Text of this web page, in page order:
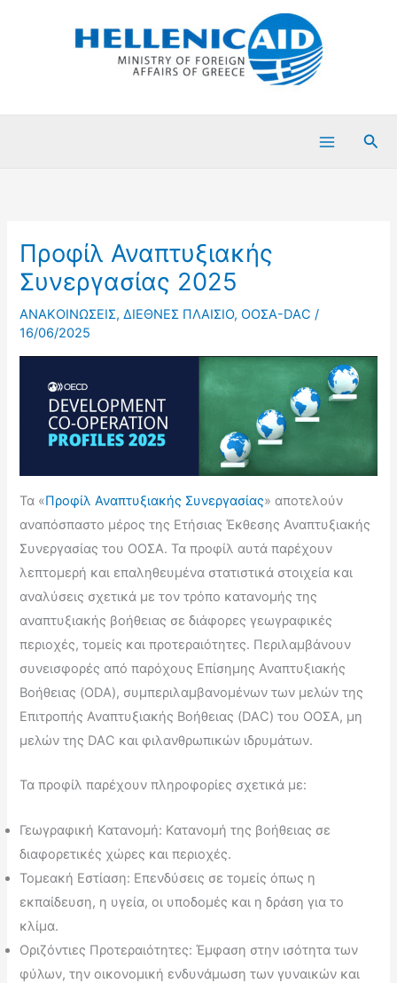
Προφίλ Αναπτυξιακής
Συνεργασίας 2025
ΑΝΑΚΟΙΝΩΣΕΙΣ,ΔΙΕΘΝΕΣ ΠΛΑΙΣΙΟ,ΟΟΣΑ-DAC /
16/06/2025
Τα «Προφίλ Αναπτυξιακής Συνεργασίας» αποτελούν
αναπόσπαστο μέρος της Ετήσιας Έκθεσης Αναπτυξιακής
Συνεργασίας του ΟΟΣΑ. Τα προφίλ αυτά παρέχουν
λεπτομερή και επαληθευμένα στατιστικά στοιχεία και
αναλύσεις σχετικά με τον τρόπο κατανομής της
αναπτυξιακής βοήθειας σε διάφορες γεωγραφικές
περιοχές, τομείς και προτεραιότητες. Περιλαμβάνουν
συνεισφορές από παρόχους Επίσημης Αναπτυξιακής
Βοήθειας (ODA), συμπεριλαμβανομένων των μελών της
Επιτροπής Αναπτυξιακής Βοήθειας (DAC) του ΟΟΣΑ, μη
μελών της DAC και φιλανθρωπικών ιδρυμάτων.
Τα προφίλ παρέχουν πληροφορίες σχετικά με:
Γεωγραφική Κατανομή: Κατανομή της βοήθειας σε
διαφορετικές χώρες και περιοχές.
Τομεακή Εστίαση: Επενδύσεις σε τομείς όπως η
εκπαίδευση, η υγεία, οι υποδομές και η δράση για το
κλίμα.
Οριζόντιες Προτεραιότητες: Έμφαση στην ισότητα των
φύλων, την οικονομική ενδυνάμωση των γυναικών και